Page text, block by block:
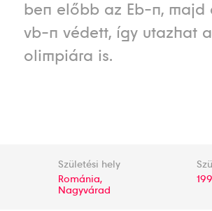
ben előbb az Eb-n, majd
vb-n védett, így utazhat
olimpiára is.
Születési hely
Románia,
Nagyvárad